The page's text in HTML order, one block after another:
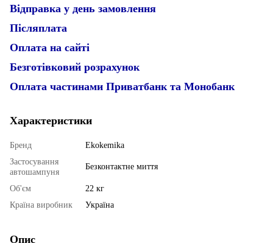
Відправка у день замовлення
Післяплата
Оплата на сайті
Безготівковий розрахунок
Оплата частинами Приватбанк та Монобанк
Характеристики
Бренд
Ekokemika
Застосування
автошампуня
Безконтактне миття
Об'єм
22 кг
Країна виробник
Україна
Опис